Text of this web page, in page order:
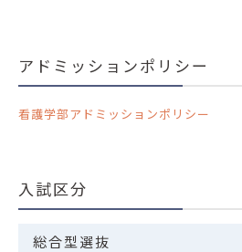
アドミッションポリシー
看護学部アドミッションポリシー
入試区分
総合型選抜